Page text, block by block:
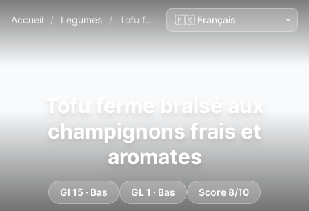
Accueil / Legumes / Tofu ferme braisé aux champignons frais et aromates
Tofu ferme braisé aux
champignons frais et
aromates
GI 15 · Bas GL 1 · Bas Score 8/10